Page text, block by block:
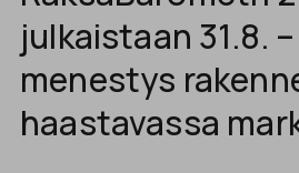
julkaistaan 31.8.
menestys
haastavassa